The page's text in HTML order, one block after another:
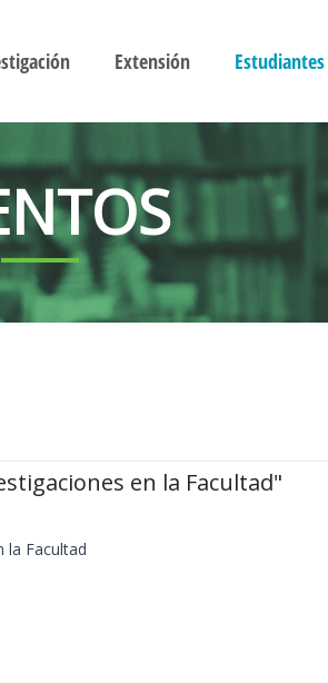
Extensión Estudiantes
en la Facultad"
la Facultad